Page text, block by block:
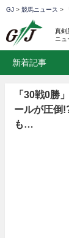
GJ > 競馬ニュース >
真剣
ニ
新着記事
「30戦0勝
ールが圧倒
も…